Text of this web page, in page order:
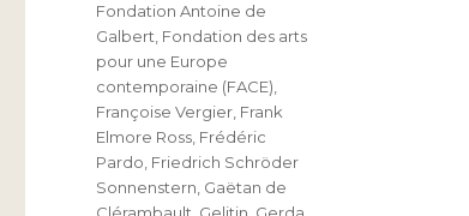
Fondation Antoine de
Galbert Fondation des arts
pour une Europe
contemporaine (FACE)
Françoise Vergier Frank
Elmore Ross Frédéric
Pardo Friedrich Schröder
Sonnenstern Gaëtan de